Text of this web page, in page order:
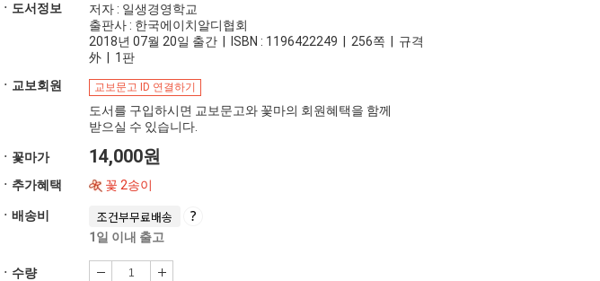
ㆍ도서정보
저자 : 일생경영학교
출판사 : 한국에이치알디협회
2018년 07월 20일 출간 | ISBN : 1196422249 | 256쪽 | 규격
外 | 1판
ㆍ교보회원
교보문고 ID 연결하기
도서를 구입하시면 교보문고와 꽃마의 회원혜택을 함께
받으실 수 있습니다.
ㆍ꽃마가 14,000원
ㆍ추가혜택 꽃 2송이
ㆍ배송비 조건부무료배송
1일 이내 출고
ㆍ수량